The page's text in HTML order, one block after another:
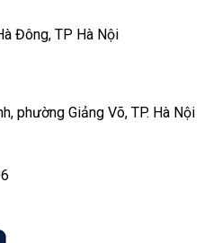
Đông, TP Hà Nội
phường Giảng Võ, TP. Hà Nội